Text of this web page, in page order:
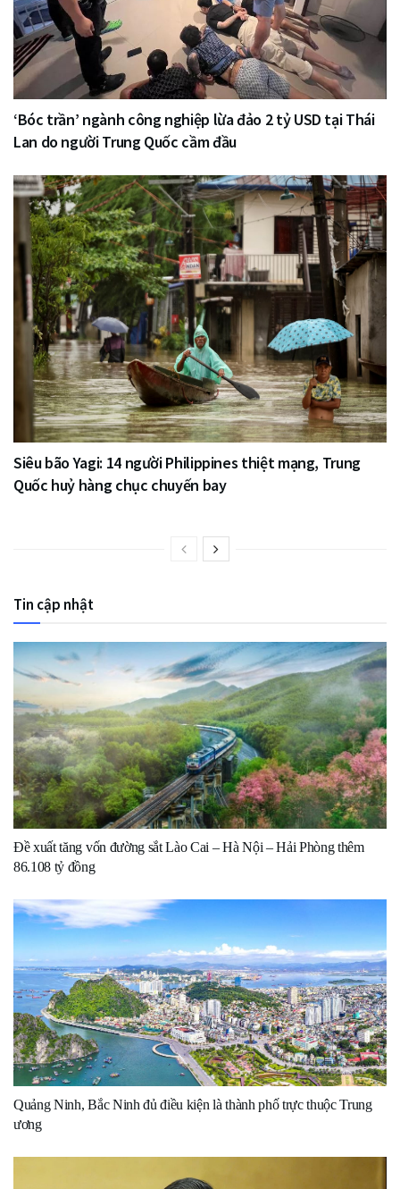
‘Bóc trần’ ngành công nghiệp lừa đảo 2 tỷ USD tại Thái
Lan do người Trung Quốc cầm đầu
Siêu bão Yagi: 14 người Philippines thiệt mạng, Trung
Quốc huỷ hàng chục chuyến bay
Tin cập nhật
Đề xuất tăng vốn đường sắt Lào Cai – Hà Nội – Hải Phòng thêm
86.108 tỷ đồng
Quảng Ninh, Bắc Ninh đủ điều kiện là thành phố trực thuộc Trung
ương